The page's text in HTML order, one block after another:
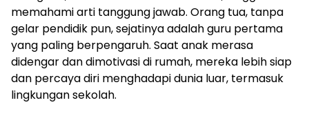
memahami arti tanggung jawab. Orang tua, tanpa
gelar pendidik pun, sejatinya adalah guru pertama
yang paling berpengaruh. Saat anak merasa
didengar dan dimotivasi di rumah, mereka lebih siap
dan percaya diri menghadapi dunia luar, termasuk
lingkungan sekolah.